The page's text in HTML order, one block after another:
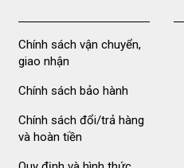
Chính sách vận chuyển,
giao nhận
Chính sách bảo hành
Chính sách đổi/trả hàng
và hoàn tiền